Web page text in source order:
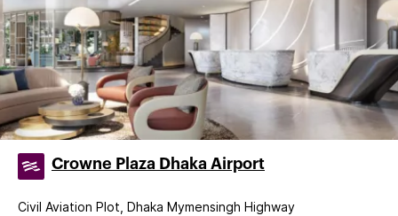
Crowne Plaza Dhaka Airport
Civil Aviation Plot, Dhaka Mymensingh Highway